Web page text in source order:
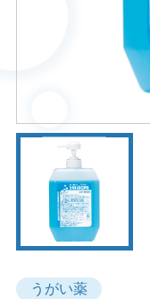
うがい薬